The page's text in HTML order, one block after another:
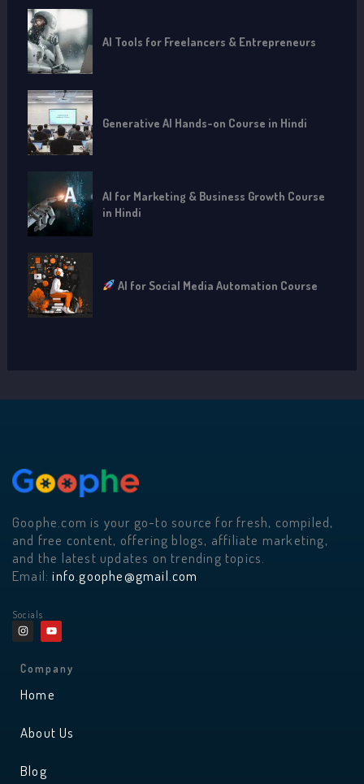
AI Tools for Freelancers & Entrepreneurs
Generative AI Hands-on Course in Hindi
AI for Marketing & Business Growth Course
in Hindi
AI for Social Media Automation Course
Goophe.com is your go-to source for fresh, compiled,
and free content, offering blogs, affiliate marketing,
and the latest updates on trending topics.
Email:info.goophe@gmail.com
Socials
I
n
s
a
r
a
Y
o
u
u
Company
Home
About Us
Blog